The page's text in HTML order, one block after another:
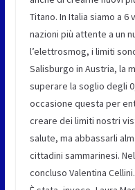
Titano. In Italia siamo a 6
nazioni più attente a un
l’elettrosmog, i limiti
Salisburgo in Austria, la
superare la soglio degli
occasione questa per
creare dei limiti nostri
salute, ma abbassarli
cittadini sammarinesi.
concluso Valentina Cellini.